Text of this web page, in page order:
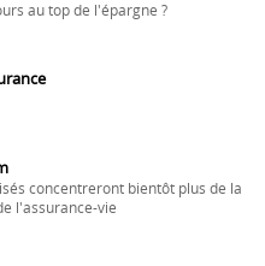
au top de l'épargne ?
concentreront bientôt plus de la
l'assurance-vie